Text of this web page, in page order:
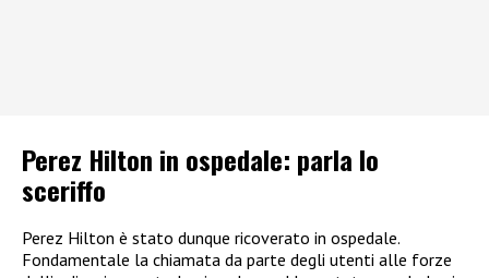
Perez Hilton in ospedale: parla lo
sceriffo
Perez Hilton è stato dunque ricoverato in ospedale.
Fondamentale la chiamata da parte degli utenti alle forze